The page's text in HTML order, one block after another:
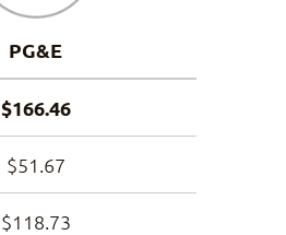
PG&E
$166.46
$51.67
$118.73